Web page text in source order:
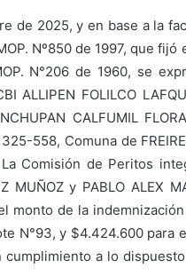
de 2025, y en base a la
Nº850 de 1997, que
N°206 de 1960, se
ALLIPEN FOLILCO
CALFUMIL
558, Comuna de
Comisión de Peritos
MUÑOZ y PABLO ALEX
monto de la
N°93, y $4.424.600 para
a lo